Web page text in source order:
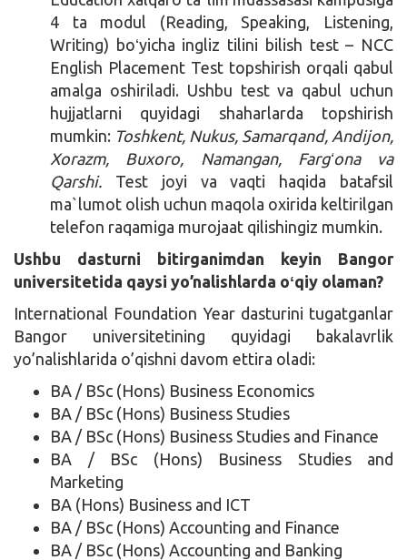
4 ta modul (Reading, Speaking, Listening,
Writing) boʻyicha ingliz tilini bilish test – NCC
English Placement Test topshirish orqali qabul
amalga oshiriladi. Ushbu test va qabul uchun
hujjatlarni quyidagi shaharlarda topshirish
mumkin: Toshkent, Nukus, Samarqand, Andijon,
Xorazm, Buxoro, Namangan, Fargʻona va
Qarshi. Test joyi va vaqti haqida batafsil
ma`lumot olish uchun maqola oxirida keltirilgan
telefon raqamiga murojaat qilishingiz mumkin.
Ushbu dasturni bitirganimdan keyin Bangor
universitetida qaysi yo’nalishlarda oʻqiy olaman?
International Foundation Year dasturini tugatganlar
Bangor universitetining quyidagi bakalavrlik
yo’nalishlarida o’qishni davom ettira oladi:
BA / BSc (Hons) Business Economics
BA / BSc (Hons) Business Studies
BA / BSc (Hons) Business Studies and Finance
BA / BSc (Hons) Business Studies and
Marketing
BA (Hons) Business and ICT
BA / BSc (Hons) Accounting and Finance
BA / BSc (Hons) Accounting and Banking